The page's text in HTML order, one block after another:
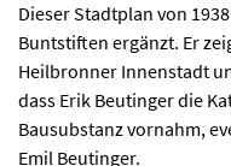
Dieser Stadtplan von
Buntstiften ergänzt. Er
Heilbronner Innenstadt
dass Erik Beutinger die
Bausubstanz vornahm,
Emil Beutinger.